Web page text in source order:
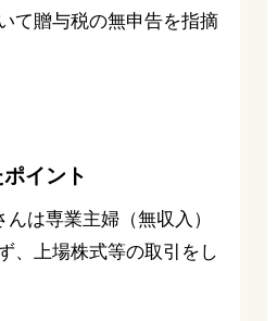
て贈与税の無申告を指摘
イント
は専業主婦（無収入）
、上場株式等の取引をし